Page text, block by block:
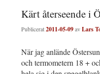
Kärt återseende i
Publicerat2011-05-09avLars
När jag anlände
och termometern 18 +